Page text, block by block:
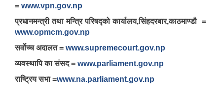
= www.vpn.gov.np
प्रधानमन्त्री तथा मन्त्रि परिषद्को कार्यालय,सिंहदरबार,काठमाण्डौ =
www.opmcm.gov.np
सर्वोच्च अदालत = www.supremecourt.gov.np
व्यवस्थापि का संसद = www.parliament.gov.np
राष्ट्रिय सभा =www.na.parliament.gov.np